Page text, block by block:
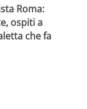
Roma:
ospiti a
che fa